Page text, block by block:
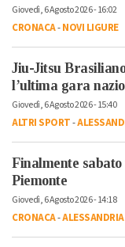
Giovedì, 6 Agosto 2026 - 16:02
CRONACA-NOVI LIGURE
Jiu-Jitsu
l’ultima gara
Giovedì, 6 Agosto 2026 - 15:40
ALTRI SPORT-
Finalmente
Piemonte
Giovedì, 6 Agosto 2026 - 14:18
CRONACA-ALESSANDRIA